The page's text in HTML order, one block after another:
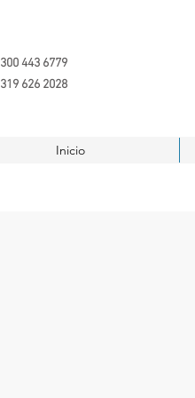
300 443 6779
319 626 2028
Inicio